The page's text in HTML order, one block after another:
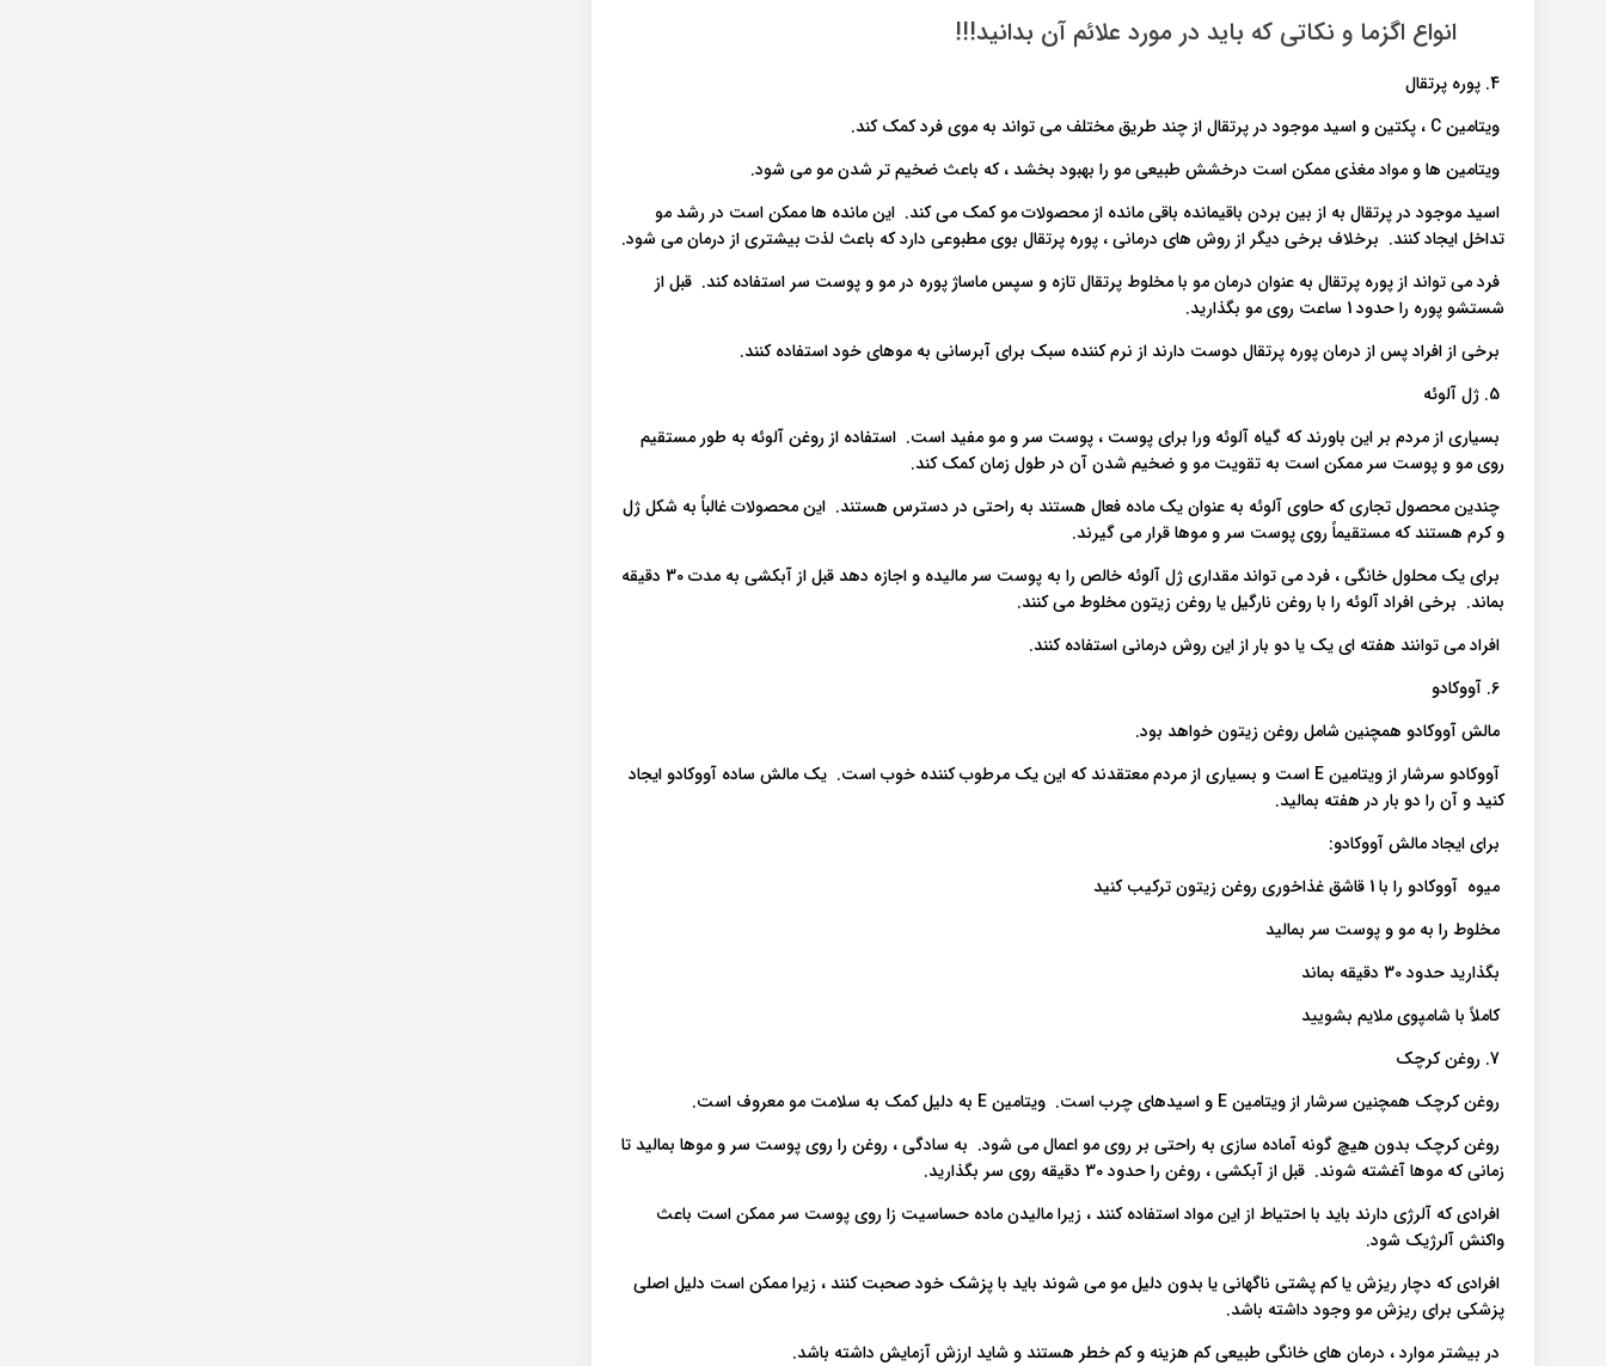
انواع اگزما و نکاتی که باید در مورد علائم آن بدانید!!!
ویتامین C ، پکتین و اسید موجود در پرتقال از چند طریق مختلف می تواند به موی فرد کمک کند.
ویتامین ها و مواد مغذی ممکن است درخشش طبیعی مو را بهبود بخشد ، که باعث ضخیم تر شدن مو می شود.
اسید موجود در پرتقال به از بین بردن باقیمانده باقی مانده از محصولات مو کمک می کند. این مانده ها ممکن است در رشد مو
تداخل ایجاد کنند. برخلاف برخی دیگر از روش های درمانی ، پوره پرتقال بوی مطبوعی دارد که باعث لذت بیشتری از درمان می شود.
فرد می تواند از پوره پرتقال به عنوان درمان مو با مخلوط پرتقال تازه و سپس ماساژ پوره در مو و پوست سر استفاده کند. قبل از
شستشو پوره را حدود 1 ساعت روی مو بگذارید.
برخی از افراد پس از درمان پوره پرتقال دوست دارند از نرم کننده سبک برای آبرسانی به موهای خود استفاده کنند.
بسیاری از مردم بر این باورند که گیاه آلوئه ورا برای پوست ، پوست سر و مو مفید است. استفاده از روغن آلوئه به طور مستقیم
روی مو و پوست سر ممکن است به تقویت مو و ضخیم شدن آن در طول زمان کمک کند.
چندین محصول تجاری که حاوی آلوئه به عنوان یک ماده فعال هستند به راحتی در دسترس هستند. این محصولات غالباً به شکل ژل
و کرم هستند که مستقیماً روی پوست سر و موها قرار می گیرند.
برای یک محلول خانگی ، فرد می تواند مقداری ژل آلوئه خالص را به پوست سر مالیده و اجازه دهد قبل از آبکشی به مدت 30 دقیقه
بماند. برخی افراد آلوئه را با روغن نارگیل یا روغن زیتون مخلوط می کنند.
افراد می توانند هفته ای یک یا دو بار از این روش درمانی استفاده کنند.
مالش آووکادو همچنین شامل روغن زیتون خواهد بود.
آووکادو سرشار از ویتامین E است و بسیاری از مردم معتقدند که این یک مرطوب کننده خوب است. یک مالش ساده آووکادو ایجاد
کنید و آن را دو بار در هفته بمالید.
برای ایجاد مالش آووکادو:
میوه آووکادو را با 1 قاشق غذاخوری روغن زیتون ترکیب کنید
مخلوط را به مو و پوست سر بمالید
بگذارید حدود 30 دقیقه بماند
کاملاً با شامپوی ملایم بشویید
روغن کرچک همچنین سرشار از ویتامین E و اسیدهای چرب است. ویتامین E به دلیل کمک به سلامت مو معروف است.
روغن کرچک بدون هیچ گونه آماده سازی به راحتی بر روی مو اعمال می شود. به سادگی ، روغن را روی پوست سر و موها بمالید تا
زمانی که موها آغشته شوند. قبل از آبکشی ، روغن را حدود 30 دقیقه روی سر بگذارید.
افرادی که آلرژی دارند باید با احتیاط از این مواد استفاده کنند ، زیرا مالیدن ماده حساسیت زا روی پوست سر ممکن است باعث
واکنش آلرژیک شود.
افرادی که دچار ریزش یا کم پشتی ناگهانی یا بدون دلیل مو می شوند باید با پزشک خود صحبت کنند ، زیرا ممکن است دلیل اصلی
پزشکی برای ریزش مو وجود داشته باشد.
در بیشتر موارد ، درمان های خانگی طبیعی کم هزینه و کم خطر هستند و شاید ارزش آزمایش داشته باشد.